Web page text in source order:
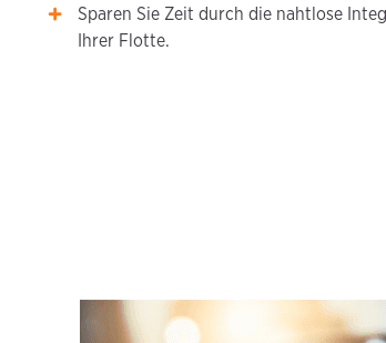
Sparen Sie Zeit durch die nahtlose
Ihrer Flotte.